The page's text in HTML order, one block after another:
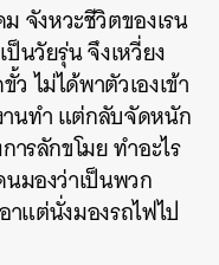
จังหวะชีวิตของเรน
นวัยรุ่น จึงเหวี่ยง
ไม่ได้พาตัวเองเข้า
นทำ แต่กลับจัดหนัก
ารลักขโมย ทำอะไร
มองว่าเป็นพวก
าแต่นั่งมองรถไฟไป